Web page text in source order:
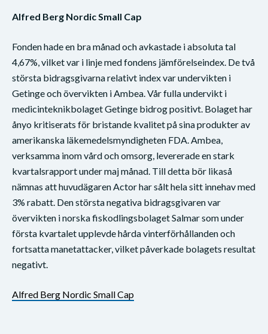
Alfred Berg Nordic Small Cap
Fonden hade en bra månad och avkastade i absoluta tal
4,67%, vilket var i linje med fondens jämförelseindex. De två
största bidragsgivarna relativt index var undervikten i
Getinge och övervikten i Ambea. Vår fulla undervikt i
medicinteknikbolaget Getinge bidrog positivt. Bolaget har
ånyo kritiserats för bristande kvalitet på sina produkter av
amerikanska läkemedelsmyndigheten FDA. Ambea,
verksamma inom vård och omsorg, levererade en stark
kvartalsrapport under maj månad. Till detta bör likaså
nämnas att huvudägaren Actor har sålt hela sitt innehav med
3% rabatt. Den största negativa bidragsgivaren var
övervikten i norska fiskodlingsbolaget Salmar som under
första kvartalet upplevde hårda vinterförhållanden och
fortsatta manetattacker, vilket påverkade bolagets resultat
negativt.
Alfred Berg Nordic Small Cap